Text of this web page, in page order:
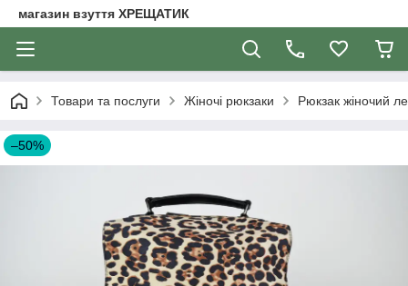
магазин взуття ХРЕЩАТИК
Товари та послуги Жіночі рюкзаки Рюкзак жіночий
–50%